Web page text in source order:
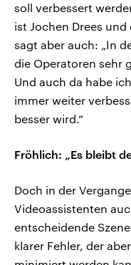
soll verbessert
ist Jochen Drees
sagt aber auch: „In
die Operatoren sehr
Und auch da habe
immer weiter
besser wird.“
Fröhlich: „Es bleibt
Doch in der
Videoassistenten
entscheidende
klarer Fehler, der